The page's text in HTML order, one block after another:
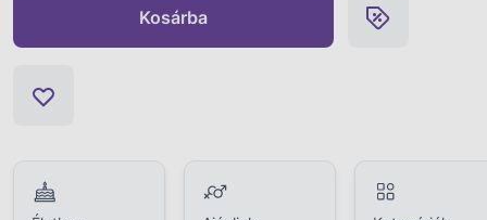
Kosárba